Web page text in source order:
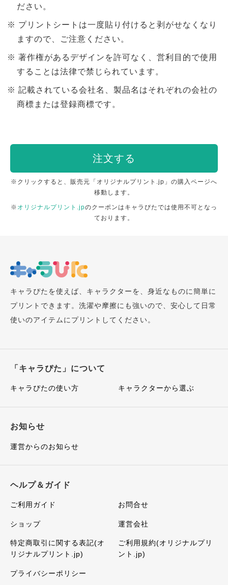
ださい。
プリントシートは一度貼り付けると剥がせなくなり
ますので、ご注意ください。
著作権があるデザインを許可なく、営利目的で使用
することは法律で禁じられています。
記載されている会社名、製品名はそれぞれの会社の
商標または登録商標です。
注文する
※クリックすると、販売元「オリジナルプリント.jp」の購入ページへ
移動します。
※ オリジナルプリント.jpのクーポンはキャラぴたでは使用不可となっ
ております。
キャラぴたを使えば、キャラクターを、身近なものに簡単に
プリントできます。洗濯や摩擦にも強いので、安心して日常
使いのアイテムにプリントしてください。
「キャラぴた」について
キャラぴたの使い方 キャラクターから選ぶ
お知らせ
運営からのお知らせ
ヘルプ＆ガイド
ご利用ガイド お問合せ
ショップ 運営会社
特定商取引に関する表記(オ
リジナルプリント.jp)
ご利用規約(オリジナルプリ
ント.jp)
プライバシーポリシー